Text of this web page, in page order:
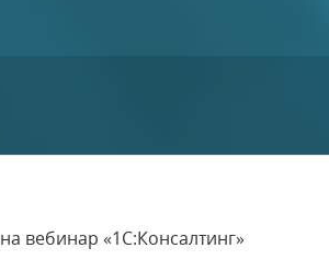
вебинар «1С:Консалтинг»